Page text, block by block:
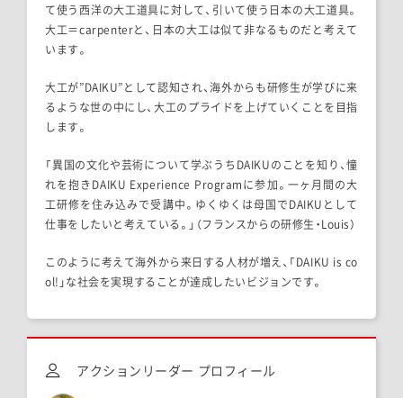
て使う西洋の大工道具に対して、引いて使う日本の大工道具。
大工＝carpenterと、日本の大工は似て非なるものだと考えて
います。
大工が”DAIKU”として認知され、海外からも研修生が学びに来
るような世の中にし、大工のプライドを上げていくことを目指
します。
「異国の文化や芸術について学ぶうちDAIKUのことを知り、憧
れを抱きDAIKU Experience Programに参加。一ヶ月間の大
工研修を住み込みで受講中。ゆくゆくは母国でDAIKUとして
仕事をしたいと考えている。」（フランスからの研修生・Louis）
このように考えて海外から来日する人材が増え、「DAIKU is co
ol!」な社会を実現することが達成したいビジョンです。
アクションリーダー プロフィール